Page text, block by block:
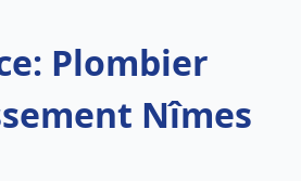
Plombier
Nîmes